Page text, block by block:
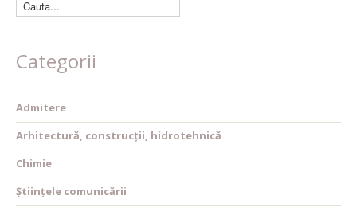
Categorii
Admitere
Arhitectură, construcții, hidrotehnică
Chimie
Științele comunicării